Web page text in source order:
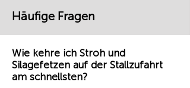
Häufige Fragen
Wie kehre ich Stroh und
Silagefetzen auf der Stallzufahrt
am schnellsten?